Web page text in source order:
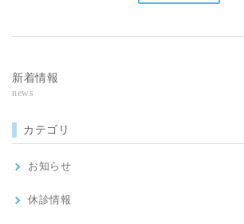
新着情報
news
カテゴリ
お知らせ
休診情報